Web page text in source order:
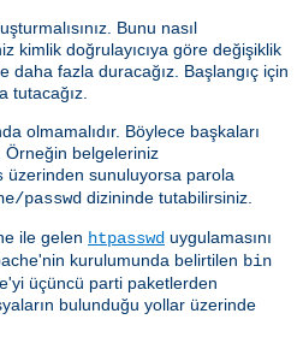
Bunu nasıl
kimlik doğrulayıcıya göre değişiklik
daha fazla duracağız. Başlangıç için
tutacağız.
olmamalıdır. Böylece başkaları
Örneğin belgeleriniz
üzerinden sunuluyorsa parola
passwd dizininde tutabilirsiniz.
ile gelen htpasswd uygulamasını
kurulumunda belirtilen bin
üçüncü parti paketlerden
bulunduğu yollar üzerinde